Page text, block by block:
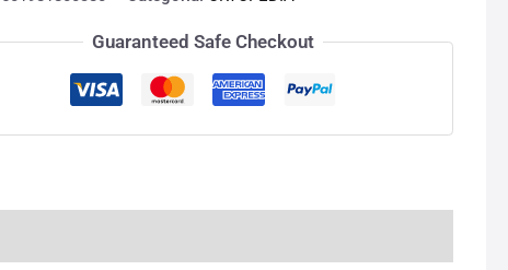
Guaranteed Safe Checkout